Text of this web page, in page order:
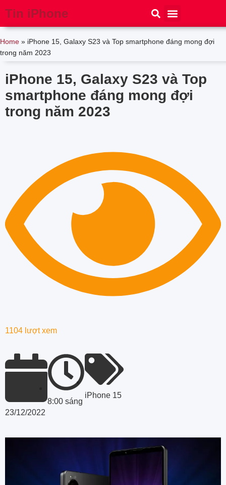
Tin iPhone
Home » iPhone 15, Galaxy S23 và Top smartphone đáng mong đợi
trong năm 2023
iPhone 15, Galaxy S23 và Top
smartphone đáng mong đợi
trong năm 2023
1104 lượt xem
23/12/2022
8:00 sáng
iPhone 15